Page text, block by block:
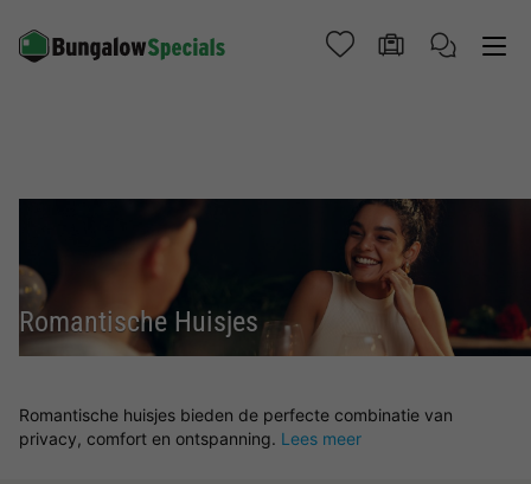
Romantische Huisjes
Romantische huisjes bieden de perfecte combinatie van
privacy, comfort en ontspanning. Lees meer